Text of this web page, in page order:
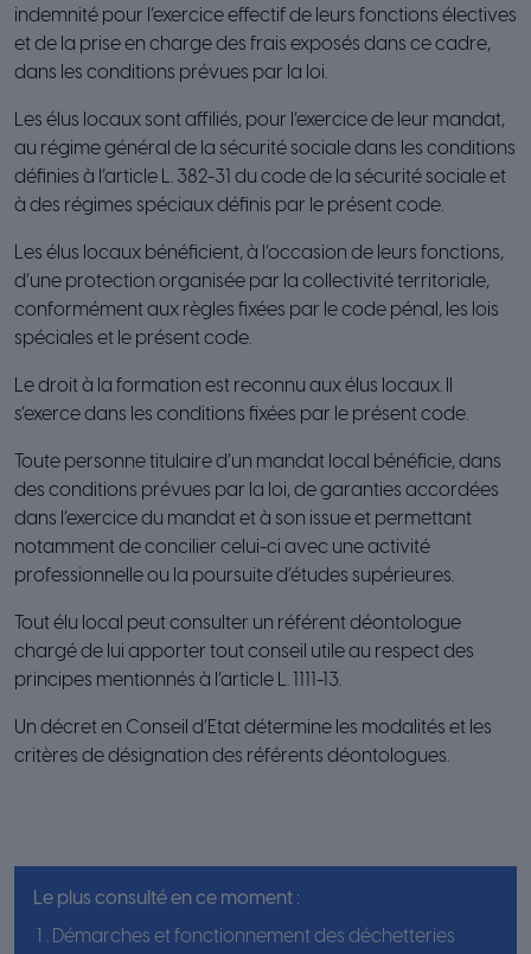
indemnité pour l’exercice effectif de leurs fonctions électives
et de la prise en charge des frais exposés dans ce cadre,
dans les conditions prévues par la loi.
Les élus locaux sont affiliés, pour l’exercice de leur mandat,
au régime général de la sécurité sociale dans les conditions
définies à l’article L. 382-31 du code de la sécurité sociale et
à des régimes spéciaux définis par le présent code.
Les élus locaux bénéficient, à l’occasion de leurs fonctions,
d’une protection organisée par la collectivité territoriale,
conformément aux règles fixées par le code pénal, les lois
spéciales et le présent code.
Le droit à la formation est reconnu aux élus locaux. Il
s’exerce dans les conditions fixées par le présent code.
Toute personne titulaire d’un mandat local bénéficie, dans
des conditions prévues par la loi, de garanties accordées
dans l’exercice du mandat et à son issue et permettant
notamment de concilier celui-ci avec une activité
professionnelle ou la poursuite d’études supérieures.
Tout élu local peut consulter un référent déontologue
chargé de lui apporter tout conseil utile au respect des
principes mentionnés à l’article L. 1111-13.
Un décret en Conseil d’Etat détermine les modalités et les
critères de désignation des référents déontologues.
Le plus consulté en ce moment :
Démarches et fonctionnement des déchetteries